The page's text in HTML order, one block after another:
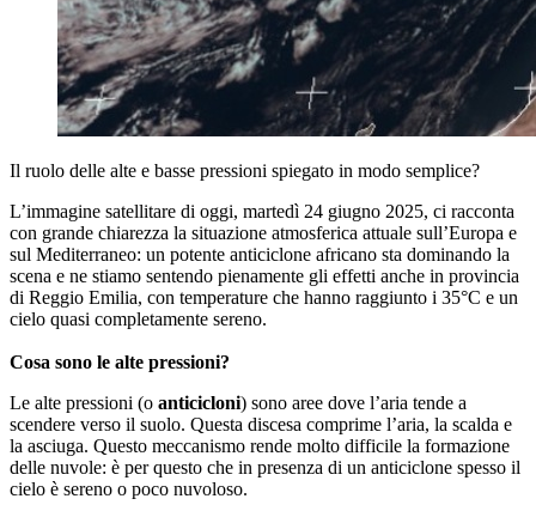
Il ruolo delle alte e basse pressioni spiegato in modo semplice?
L’immagine satellitare di oggi, martedì 24 giugno 2025, ci racconta
con grande chiarezza la situazione atmosferica attuale sull’Europa e
sul Mediterraneo: un potente anticiclone africano sta dominando la
scena e ne stiamo sentendo pienamente gli effetti anche in provincia
di Reggio Emilia, con temperature che hanno raggiunto i 35°C e un
cielo quasi completamente sereno.
Cosa sono le alte pressioni?
Le alte pressioni (o anticicloni) sono aree dove l’aria tende a
scendere verso il suolo. Questa discesa comprime l’aria, la scalda e
la asciuga. Questo meccanismo rende molto difficile la formazione
delle nuvole: è per questo che in presenza di un anticiclone spesso il
cielo è sereno o poco nuvoloso.